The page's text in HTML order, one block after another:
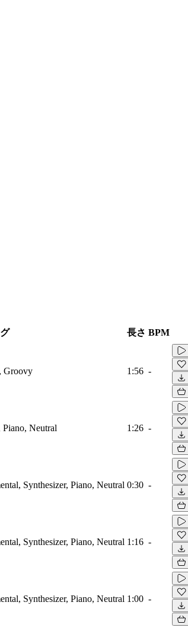
長さ BPM
Groovy 1:56 -
Neutral 1:26 -
Synthesizer, Piano, Neutral 0:30 -
Synthesizer, Piano, Neutral 1:16 -
Synthesizer, Piano, Neutral 1:00 -